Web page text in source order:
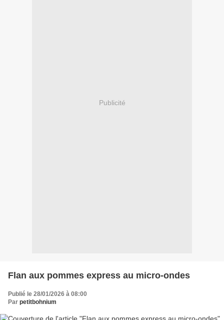
Publicité
Flan aux pommes express au micro-ondes
Publié le 28/01/2026 à 08:00
Par petitbohnium